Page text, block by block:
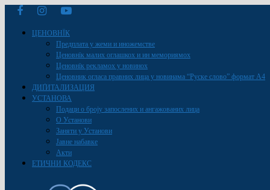
ЦЕНОВНЇК
Предплата у жеми и иножемстве
Ценовнїк малих оглашкох и ин мемориямох
Ценовнїк рекламох у новинох
Ценовник огласа правних лица у новинама “Руске слово” формат A4
ДИҐИТАЛИЗАЦИЯ
УСТАНОВА
Подаци о броју запослених и ангажованих лица
О Установи
Заняти у Установи
Јавне набавке
Акти
ЕТИЧНИ КОДЕКС